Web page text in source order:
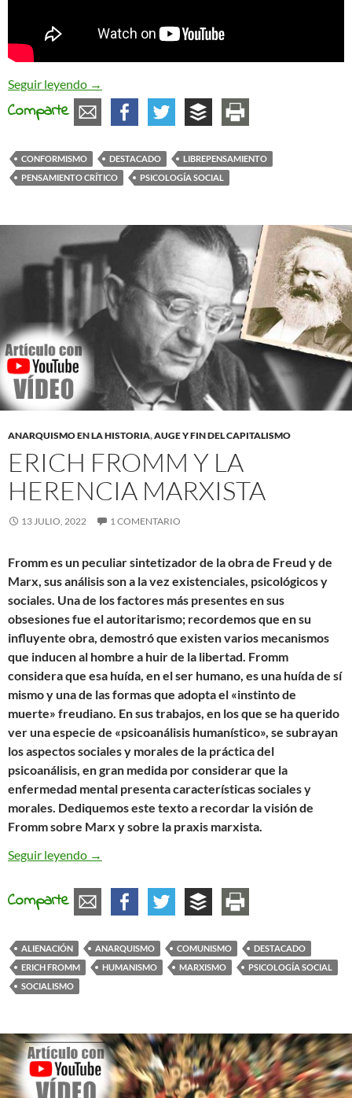
Seguir leyendo Pensamiento, conducta y conformismo social
→
Comparte
CONFORMISMO DESTACADO
LIBREPENSAMIENTO
PENSAMIENTO CRÍTICO
PSICOLOGÍA SOCIAL
ANARQUISMO EN LA HISTORIA,AUGE Y FIN DEL CAPITALISMO
ERICH FROMM Y LA
HERENCIA MARXISTA
13 JULIO, 2022 1 COMENTARIO
Fromm es un peculiar sintetizador de la obra de Freud y de
Marx, sus análisis son a la vez existenciales, psicológicos y
sociales. Una de los factores más presentes en sus
obsesiones fue el autoritarismo; recordemos que en su
influyente obra, demostró que existen varios mecanismos
que inducen al hombre a huir de la libertad. Fromm
considera que esa huída, en el ser humano, es una huída de sí
mismo y una de las formas que adopta el «instinto de
muerte» freudiano. En sus trabajos, en los que se ha querido
ver una especie de «psicoanálisis humanístico», se subrayan
los aspectos sociales y morales de la práctica del
psicoanálisis, en gran medida por considerar que la
enfermedad mental presenta características sociales y
morales. Dediquemos este texto a recordar la visión de
Fromm sobre Marx y sobre la praxis marxista.
Seguir leyendo
Erich Fromm y la herencia marxista
→
Comparte
ALIENACIÓN ANARQUISMO COMUNISMO
DESTACADO
ERICH FROMM
HUMANISMO MARXISMO
PSICOLOGÍA SOCIAL
SOCIALISMO